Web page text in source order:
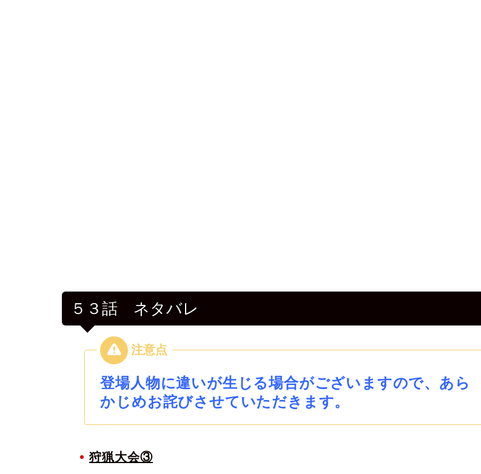
５３話 ネタバレ
登場人物に違いが生じる場合がございますので、あら
かじめお詫びさせていただきます。
狩猟大会③